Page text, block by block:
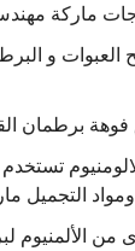
ماركة
و
برطمان
التجميل
من الألمنيوم